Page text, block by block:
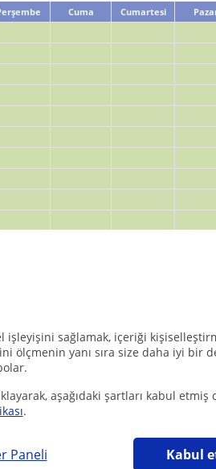
işleyişini sağlamak, içeriği
ölçmenin yanı sıra size daha iyi bir
aşağıdaki şartları kabul etmiş
.
Paneli Kabul
Cuma Cumartesi